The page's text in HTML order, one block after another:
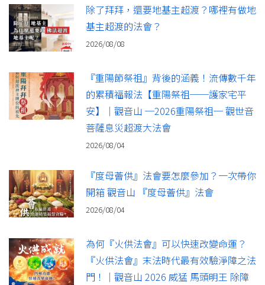
除了拜拜，還要地基主超渡？哪裡有做地
基主超渡的法會？
2026/08/08
『重陽節祭祖』背後的涵義！流傳數千年
的累積福報法【重陽祭祖──護家宅平
安】｜觀音山 ─2026重陽祭祖─ 觀世音
菩薩息災超渡大法會
2026/08/04
『度母薈供』法會要怎麼參加？一次帶你
開箱 觀音山 『度母薈供』法會
2026/08/04
為何『火供法會』可以快速改變命運？
『火供法會』末法時代最有效驗淨障之法
門！｜觀音山 2026 威猛 馬頭明王 除障